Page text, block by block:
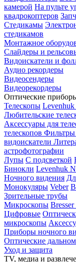
камерой На пульте
квадрокоптеров
Стедикамы
стедикамов
Монтажное
Слайдеры и
Видоискатели и
Аудио рекордеры
Видеосендеры
Видеорекордеры
Оптические
Телескопы
Любительские
Аксессуары для
телескопов Фильтры
видоискатели
астрофотографии
Лупы С подсветкой
Бинокли Levenhuk
Ночного видения
Монокуляры Veber
Зрительные трубы
Микроскопы Bresser
Цифровые
микроскопы
Приборы ночного
Оптические
Уход и защита
TV, медиа и